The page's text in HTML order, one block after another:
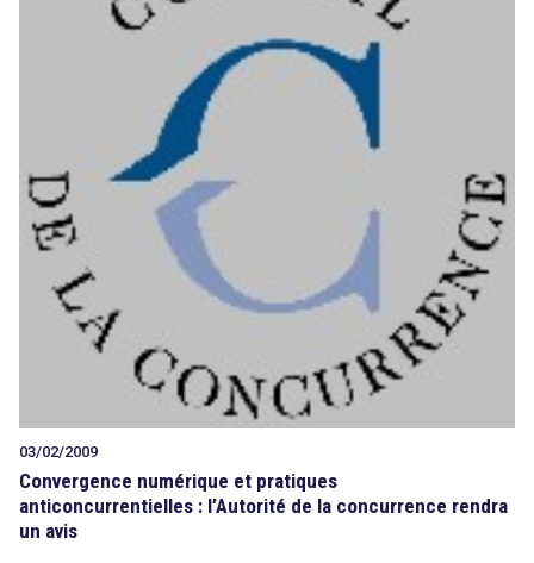
03/02/2009
Convergence numérique et pratiques
anticoncurrentielles : l’Autorité de la concurrence rendra
un avis